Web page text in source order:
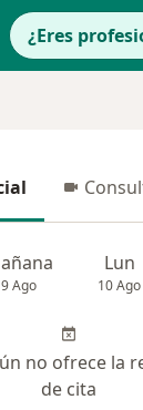
¿Eres
9 Ago
Lun
10 Ago
no ofrece la
de cita